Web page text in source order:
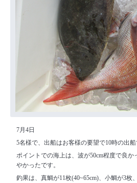
7月4日
5名様で、出船はお客様の要望で10時の出船
ポイントでの海上は、波が50cm程度で良か
やかったです。
釣果は、真鯛が11枚(40~65cm)、小鯛が3枚